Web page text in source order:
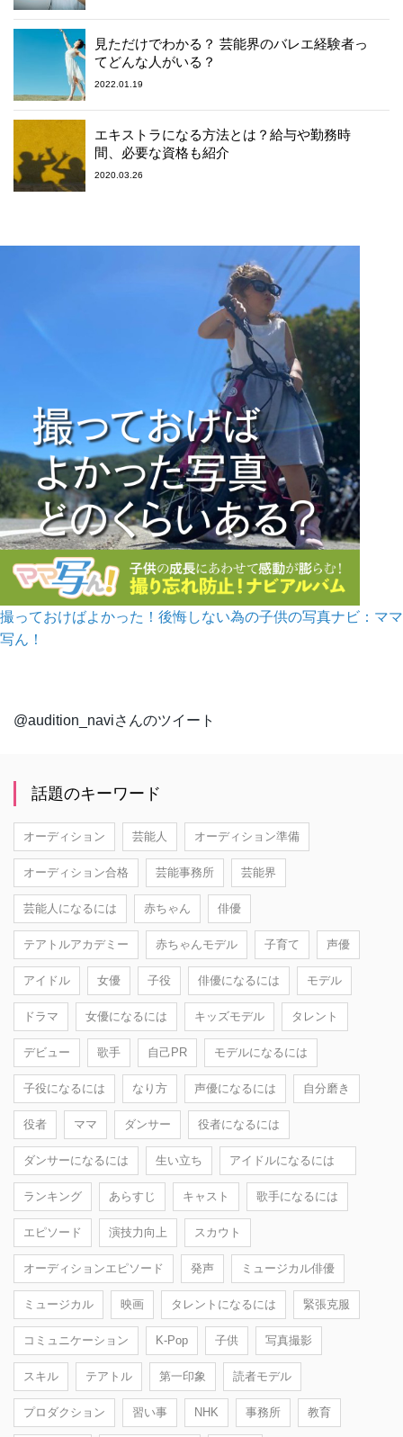
見ただけでわかる？ 芸能界のバレエ経験者っ
てどんな人がいる？
2022.01.19
エキストラになる方法とは？給与や勤務時
間、必要な資格も紹介
2020.03.26
撮っておけばよかった！後悔しない為の子供の写真ナビ：ママ
写ん！
@audition_naviさんのツイート
話題のキーワード
オーディション 芸能人 オーディション準備
オーディション合格 芸能事務所 芸能界
芸能人になるには 赤ちゃん 俳優
テアトルアカデミー 赤ちゃんモデル 子育て 声優
アイドル 女優 子役 俳優になるには モデル
ドラマ 女優になるには キッズモデル タレント
デビュー 歌手 自己PR モデルになるには
子役になるには なり方 声優になるには 自分磨き
役者 ママ ダンサー 役者になるには
ダンサーになるには 生い立ち アイドルになるには
ランキング あらすじ キャスト 歌手になるには
エピソード 演技力向上 スカウト
オーディションエピソード 発声 ミュージカル俳優
ミュージカル 映画 タレントになるには 緊張克服
コミュニケーション K-Pop 子供 写真撮影
スキル テアトル 第一印象 読者モデル
プロダクション 習い事 NHK 事務所 教育